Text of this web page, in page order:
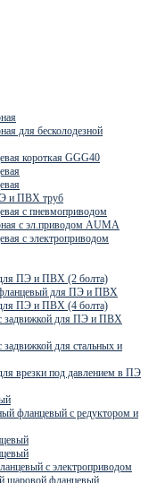
для бесколодезной
короткая GGG40
и ПВХ труб
с пневмоприводом
с эл.приводом AUMA
с электроприводом
ПЭ и ПВХ (2 болта)
для ПЭ и ПВХ
ПЭ и ПВХ (4 болта)
задвижкой для ПЭ и ПВХ
для стальных и
врезки под давлением в ПЭ
фланцевый с редуктором и
с электроприводом
шаровой фланцевый